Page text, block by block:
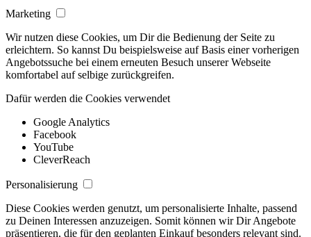
Marketing
Wir nutzen diese Cookies, um Dir die Bedienung der Seite zu
erleichtern. So kannst Du beispielsweise auf Basis einer vorherigen
Angebotssuche bei einem erneuten Besuch unserer Webseite
komfortabel auf selbige zurückgreifen.
Dafür werden die Cookies verwendet
Google Analytics
Facebook
YouTube
CleverReach
Personalisierung
Diese Cookies werden genutzt, um personalisierte Inhalte, passend
zu Deinen Interessen anzuzeigen. Somit können wir Dir Angebote
präsentieren, die für den geplanten Einkauf besonders relevant sind.